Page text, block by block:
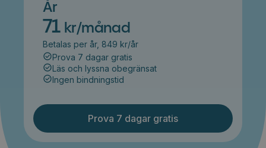
År
71 kr/månad
Betalas per år, 849 kr/år
Prova 7 dagar gratis
Läs och lyssna obegränsat
Ingen bindningstid
Prova 7 dagar gratis